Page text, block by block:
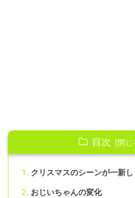
目次
クリスマスのシーンが一新
おじいちゃんの変化